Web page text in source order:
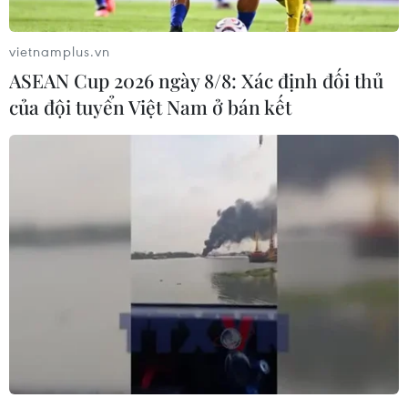
Tình hình dịch bệnh
COVID-19 tại Việt Nam ngày 21/5
21/05/2023 11:28
Bản tin phòng chống dịch COVID-19 ngày 21/5/2023
của Bộ Y tế cho biết, có 979 ca mắc mới COVID-19, 148
ca khỏi bệnh, có 1 F0 tử vong tại Tây Ninh.
vietnamplus.vn
ASEAN Cup 2026 ngày 8/8: Xác định đối thủ
của đội tuyển Việt Nam ở bán kết